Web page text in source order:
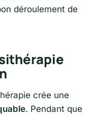
déroulement de
crée une
. Pendant que